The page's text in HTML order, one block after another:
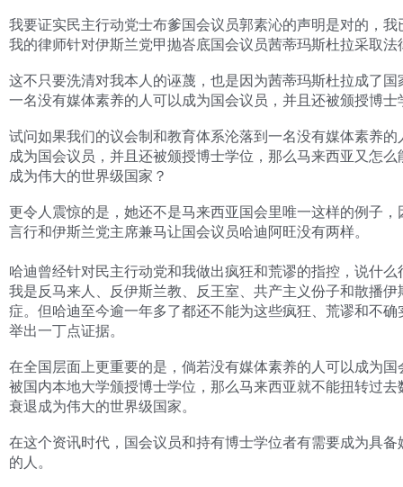
我要证实民主行动党士布爹国会议员郭素沁的声明是对的，我
我的律师针对伊斯兰党甲抛峇底国会议员茜蒂玛斯杜拉采取法
这不只要洗清对我本人的诬蔑，也是因为茜蒂玛斯杜拉成了国
一名没有媒体素养的人可以成为国会议员，并且还被颁授博士
试问如果我们的议会制和教育体系沦落到一名没有媒体素养的
成为国会议员，并且还被颁授博士学位，那么马来西亚又怎么
成为伟大的世界级国家？
更令人震惊的是，她还不是马来西亚国会里唯一这样的例子，
言行和伊斯兰党主席兼马让国会议员哈迪阿旺没有两样。
哈迪曾经针对民主行动党和我做出疯狂和荒谬的指控，说什么
我是反马来人、反伊斯兰教、反王室、共产主义份子和散播伊
症。但哈迪至今逾一年多了都还不能为这些疯狂、荒谬和不确
举出一丁点证据。
在全国层面上更重要的是，倘若没有媒体素养的人可以成为国
被国内本地大学颁授博士学位，那么马来西亚就不能扭转过去
衰退成为伟大的世界级国家。
在这个资讯时代，国会议员和持有博士学位者有需要成为具备
的人。